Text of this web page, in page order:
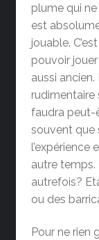
plume qui
est
jouable.
pouvoir
aussi
rudimentaire
faudra peut-
souvent que
l’expérience
autre temps.
autrefois?
ou des
Pour ne rien